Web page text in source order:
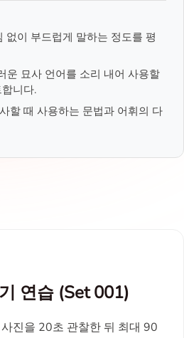
없이 부드럽게 말하는 정도를 평
운 묘사 언어를 소리 내어 사용할
니다.
할 때 사용하는 문법과 어휘의 다
연습 (Set 001)
진을 20초 관찰한 뒤 최대 90